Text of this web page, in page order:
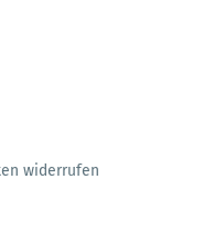
widerrufen